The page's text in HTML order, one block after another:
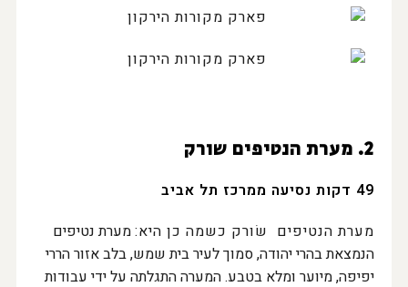
2. מערת הנטיפים שורק
49 דקות נסיעה ממרכז תל אביב
מערת הנטיפים שׂורק כשמה כן היא:מערת נטיפים
הנמצאת בהרי יהודה, סמוך לעיר בית שמש, בלב אזור הררי
יפיפה, מיוער ומלא בטבע. המערה התגלתה על ידי עבודות